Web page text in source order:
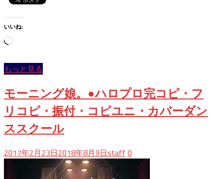
いいね:
読
込
み
中…
もっと見る
モーニング娘。●ハロプロ完コピ・フ
リコピ・振付・コピユニ・カバーダン
ススクール
2017年2月23日2018年8月9日staff 0